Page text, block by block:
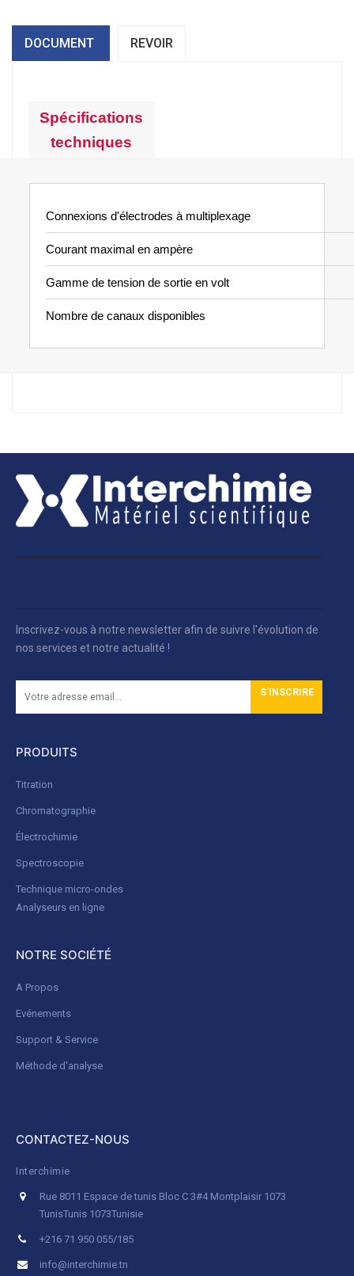
DOCUMENT REVOIR
Spécifications
techniques
Connexions d'électrodes à multiplexage
Courant maximal en ampère
Gamme de tension de sortie en volt
Nombre de canaux disponibles
Inscrivez-vous à notre newsletter afin de suivre l'évolution de
nos services et notre actualité !
S'INSCRIRE
PRODUITS
Titration
Chromatographie
Électrochimie
Spectroscopie
Technique micro-ondes
Analyseurs en ligne
NOTRE SOCIÉTÉ
A Propos
Evénements
Support & Service
Méthode d'analyse
CONTACTEZ-NOUS
Interchimie
Rue 8011 Espace de tunis Bloc C 3#4 Montplaisir 1073
TunisTunis 1073Tunisie
+216 71 950 055/185
info@interchimie.tn